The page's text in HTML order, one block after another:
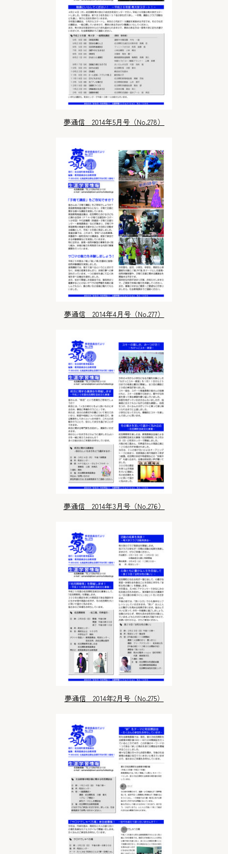
夢通信 2014年5月号（No.278）
夢通信 2014年4月号（No.277）
夢通信 2014年3月号（No.276）
夢通信 2014年2月号（No.275）